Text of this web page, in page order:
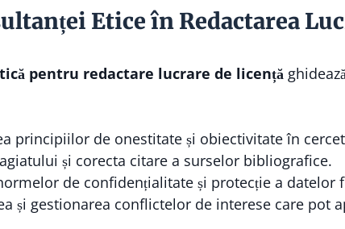
Etice în Redactarea
pentru redactare lucrare de licență
principiilor de onestitate și obiectivitate în
și corecta citare a surselor bibliografice.
de confidențialitate și protecție a datelor
și gestionarea conflictelor de interese care pot